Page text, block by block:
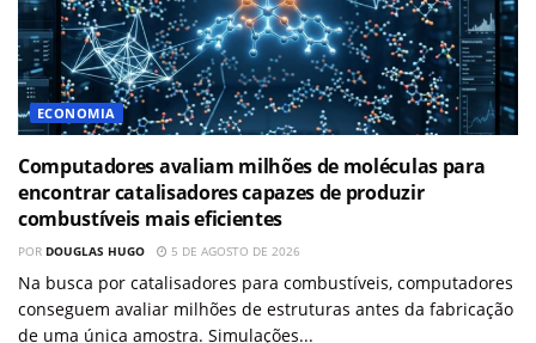
ECONOMIA
Computadores avaliam milhões de moléculas para
encontrar catalisadores capazes de produzir
combustíveis mais eficientes
POR DOUGLAS HUGO 5 DE AGOSTO DE 2026
Na busca por catalisadores para combustíveis, computadores
conseguem avaliar milhões de estruturas antes da fabricação
de uma única amostra. Simulações...